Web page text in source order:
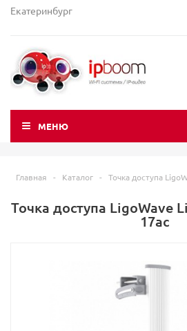
Екатеринбург
МЕНЮ
Главная - Каталог - Точка доступа
Точка доступа LigoWave
17ac